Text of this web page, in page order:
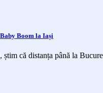
Boom la Iași
știm că distanța până la